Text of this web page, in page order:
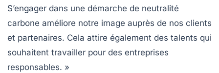
S’engager dans une démarche de neutralité
carbone améliore notre image auprès de nos clients
et partenaires. Cela attire également des talents qui
souhaitent travailler pour des entreprises
responsables. »